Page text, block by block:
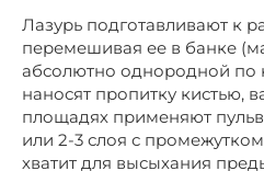
Лазурь подготавливают к
перемешивая ее в банке
абсолютно однородной по
наносят пропитку кистью,
площадях применяют
или 2-3 слоя с
хватит для высыхания